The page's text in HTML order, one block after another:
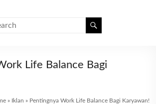
Life Balance Bagi
» Iklan » Pentingnya Work Life Balance Bagi Karyawan!